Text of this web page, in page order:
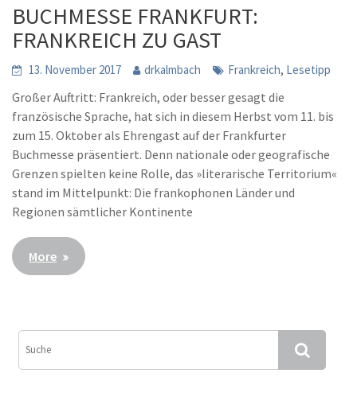
BUCHMESSE FRANKFURT:
FRANKREICH ZU GAST
13. November 2017 drkalmbach Frankreich, Lesetipp
Großer Auftritt: Frankreich, oder besser gesagt die
französische Sprache, hat sich in diesem Herbst vom 11. bis
zum 15. Oktober als Ehrengast auf der Frankfurter
Buchmesse präsentiert. Denn nationale oder geografische
Grenzen spielten keine Rolle, das »literarische Territorium«
stand im Mittelpunkt: Die frankophonen Länder und
Regionen sämtlicher Kontinente
More